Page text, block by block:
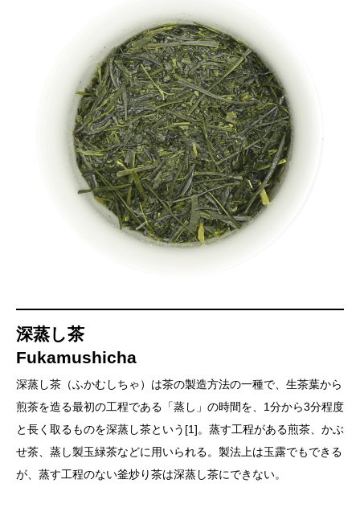
深蒸し茶
Fukamushicha
深蒸し茶（ふかむしちゃ）は茶の製造方法の一種で、生茶葉から
煎茶を造る最初の工程である「蒸し」の時間を、1分から3分程度
と長く取るものを深蒸し茶という[1]。蒸す工程がある煎茶、かぶ
せ茶、蒸し製玉緑茶などに用いられる。製法上は玉露でもできる
が、蒸す工程のない釜炒り茶は深蒸し茶にできない。